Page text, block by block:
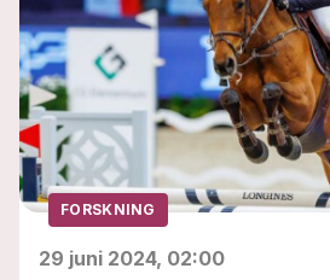
FORSKNING
29 juni 2024, 02:00